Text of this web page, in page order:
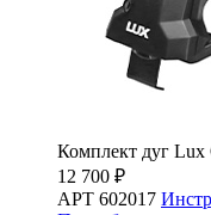
Комплект дуг Lux
12 700 ₽
АРТ 602017